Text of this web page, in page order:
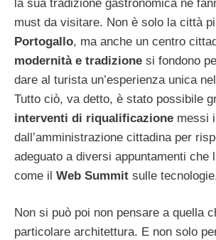
la sua tradizione gastronomica ne
must da visitare. Non è solo la città
Portogallo, ma anche un centro
modernità e tradizione si fondono
dare al turista un’esperienza unica
Tutto ciò, va detto, è stato possibile
interventi di riqualificazione messi
dall’amministrazione cittadina per
adeguato a diversi appuntamenti che
come il Web Summit sulle
Non si può poi non pensare a quella
particolare architettura. E non solo